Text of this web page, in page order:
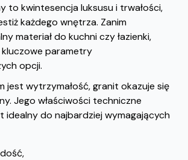
to kwintesencja luksusu i trwałości,
każdego wnętrza. Zanim
materiał do kuchni czy łazienki,
parametry
opcji.
jest wytrzymałość, granit okazuje się
Jego właściwości techniczne
idealny do najbardziej wymagających